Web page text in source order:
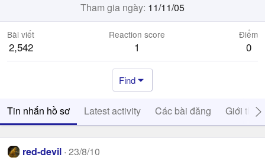
Tham gia ngày 11/11/05
Bài viết
2,542
Reaction score
1
Điểm
0
Find
Tin nhắn hồ sơ Latest activity Các bài đăng Giới thiệu
red-devil 23/8/10